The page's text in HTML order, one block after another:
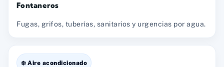
Fontaneros
Fugas, grifos, tuberías, sanitarios y urgencias por agua.
❄️ Aire acondicionado